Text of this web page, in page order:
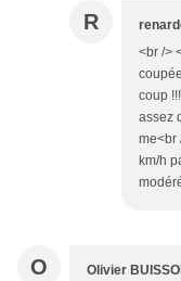
R
<br />
coup
assez
me<br
km/h
O Olivier